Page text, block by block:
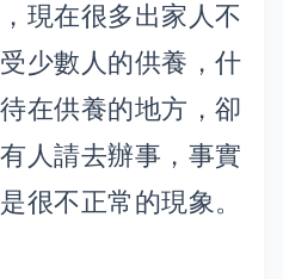
現在很多出家人不
少數人的供養，什
在供養的地方，卻
人請去辦事，事實
很不正常的現象。